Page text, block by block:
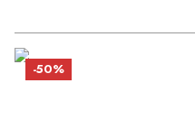
-50%